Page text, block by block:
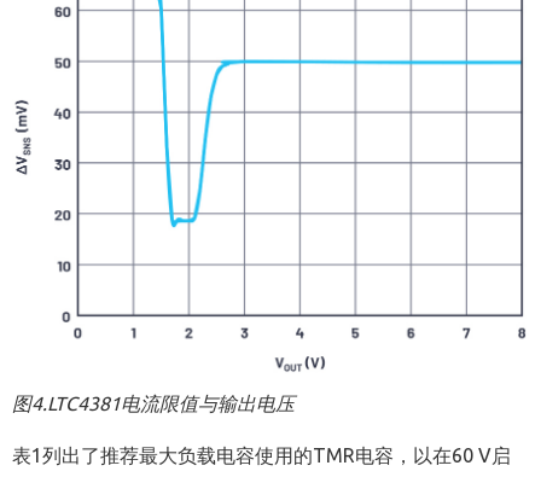
图4.LTC4381电流限值与输出电压
表1列出了推荐最大负载电容使用的TMR电容，以在60 V启